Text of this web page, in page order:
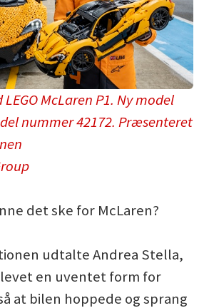
McLaren P1. Ny model
nummer 42172. Præsenteret
det ske for McLaren?
udtalte Andrea Stella,
en uventet form for
at bilen hoppede og sprang